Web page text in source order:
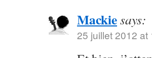
Mackiesays:
25 juillet 2012 at